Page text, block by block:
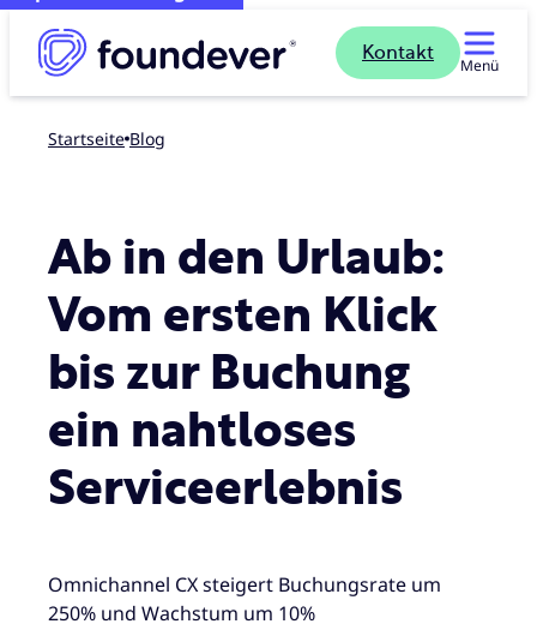
Kontakt
Menü
Startseite blog
Ab in den Urlaub:
Vom ersten Klick
bis zur Buchung
ein nahtloses
Serviceerlebnis
Omnichannel CX steigert Buchungsrate um
250% und Wachstum um 10%